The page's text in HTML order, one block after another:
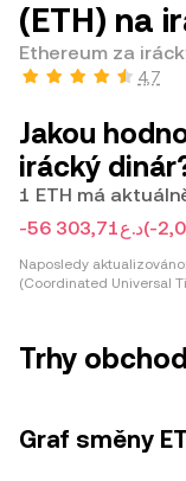
(ETH) na
Ethereum za
4,7
Jakou
irácký
-د.ع56 303,71(-
Naposledy aktualizováno:
(Coordinated Universal
Trhy
Graf směny